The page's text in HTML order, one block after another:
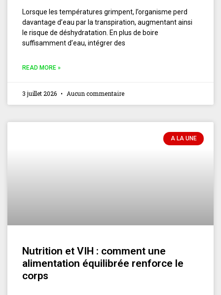
Lorsque les températures grimpent, l’organisme perd
davantage d’eau par la transpiration, augmentant ainsi
le risque de déshydratation. En plus de boire
suffisamment d’eau, intégrer des
READ MORE »
3 juillet 2026 Aucun commentaire
A LA UNE
Nutrition et VIH : comment une
alimentation équilibrée renforce le
corps